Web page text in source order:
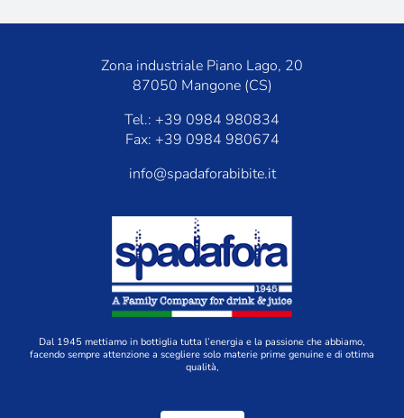
Zona industriale Piano Lago, 20
87050 Mangone (CS)
Tel.: +39 0984 980834
Fax: +39 0984 980674
info@spadaforabibite.it
Dal 1945 mettiamo in bottiglia tutta l’energia e la passione che abbiamo,
facendo sempre attenzione a scegliere solo materie prime genuine e di ottima
qualità,